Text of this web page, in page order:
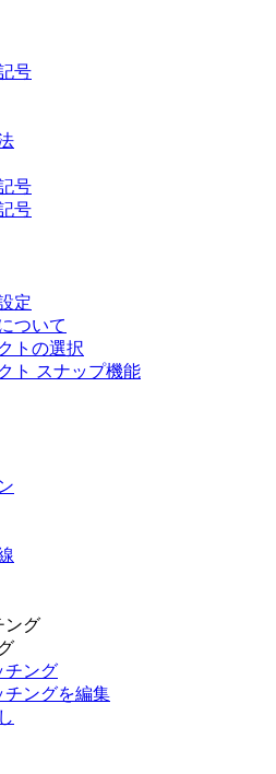
号
号
号
定
ついて
トの選択
ト スナップ機能
ング
チング
チングを編集